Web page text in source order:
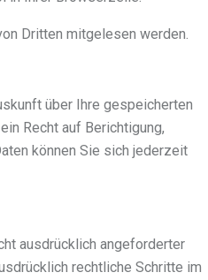
Dritten mitgelesen werden.
über Ihre gespeicherten
Recht auf Berichtigung,
können Sie sich jederzeit
ausdrücklich angeforderter
rechtliche Schritte im